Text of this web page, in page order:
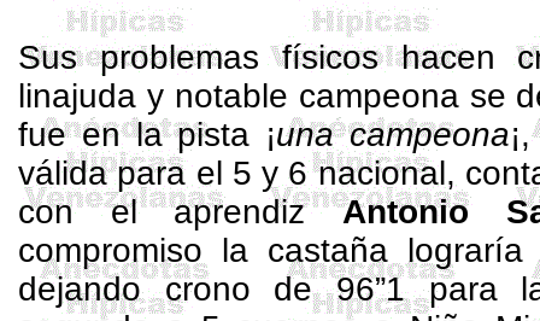
Sus problemas físicos hacen
linajuda y notable campeona se
fue en la pista ¡una campeona
válida para el 5 y 6 nacional,
con el aprendizAntonio
compromiso la castaña
dejando crono de 96”1 para